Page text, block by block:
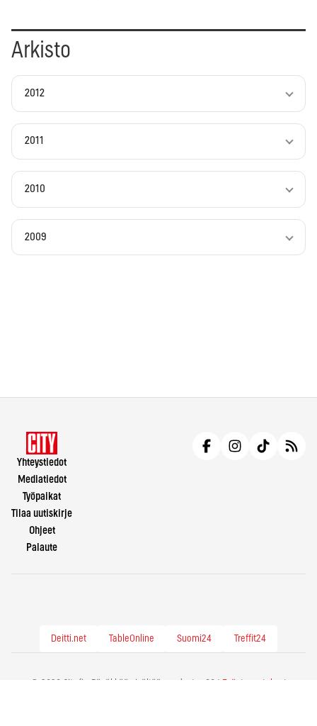
Arkisto
2012
2011
2010
2009
Yhteystiedot
Mediatiedot
Työpaikat
Tilaa uutiskirje
Ohjeet
Palaute
Deitti.net TableOnline Suomi24 Treffit24